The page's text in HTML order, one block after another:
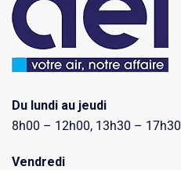
Du lundi au jeudi
8h00 – 12h00, 13h30 – 17h30
Vendredi